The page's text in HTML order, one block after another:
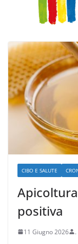
CIBO E SALUTE
positiva
11 Giugno 2026 .